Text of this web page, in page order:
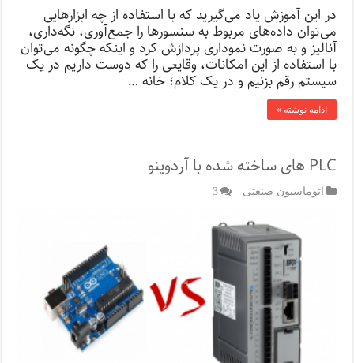
در این آموزش یاد می‌گیرید که با استفاده از چه ابزارهایی
می‌توان داده‌‌های مربوط به سنسورها را جمع‌آوری، نگه‌داری،
آنالیز و به صورت نموداری پردازش کرد و اینکه چگونه می‌توان
با استفاده از این‌ امکانات، وقایعی را که دوست داریم در یک
سیستم رقم بزنیم و در یک کلام؛ خانه …
ادامه نوشته »
PLC های ساخته شده با آردوینو
اتوماسیون صنعتی 3